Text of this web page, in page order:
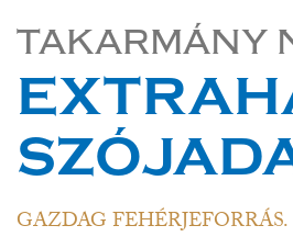
TAKARMÁNY
GAZDAG FEHÉRJEFORRÁS.